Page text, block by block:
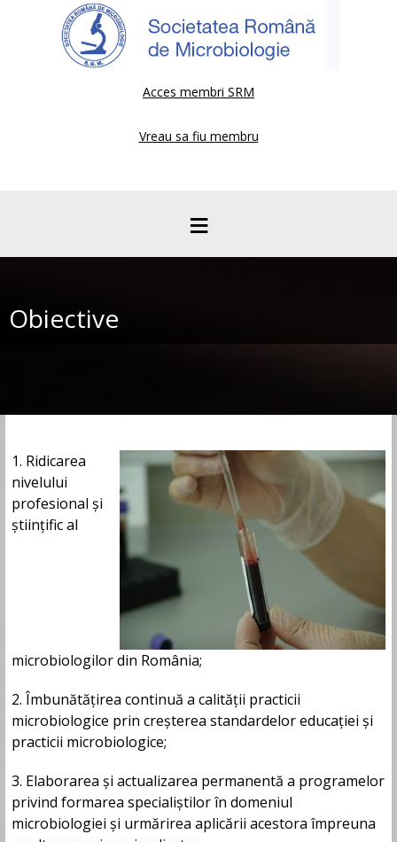
Acces membri SRM
Vreau sa fiu membru
≡
Obiective
1. Ridicarea
nivelului
profesional și
științific al
microbiologilor din România;
2. Îmbunătățirea continuă a calității practicii
microbiologice prin creșterea standardelor educației și
practicii microbiologice;
3. Elaborarea și actualizarea permanentă a programelor
privind formarea specialiștilor în domeniul
microbiologiei și urmărirea aplicării acestora împreuna